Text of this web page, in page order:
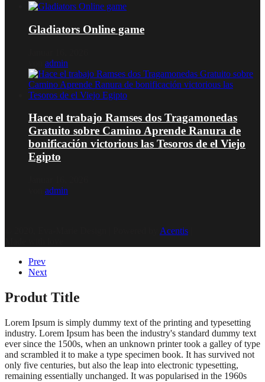
Gladiators Online game
admin
Hace el trabajo Ramses dos Tragamonedas
Gratuito sobre Camino Aprende Ranura de
bonificación victorious las Tesoros de el Viejo
Egipto
admin
Acentis
Prev
Next
Produt Title
Lorem Ipsum is simply dummy text of the printing and typesetting
industry. Lorem Ipsum has been the industry's standard dummy text
ever since the 1500s, when an unknown printer took a galley of type
and scrambled it to make a type specimen book. It has survived not
only five centuries, but also the leap into electronic typesetting,
remaining essentially unchanged. It was popularised in the 1960s